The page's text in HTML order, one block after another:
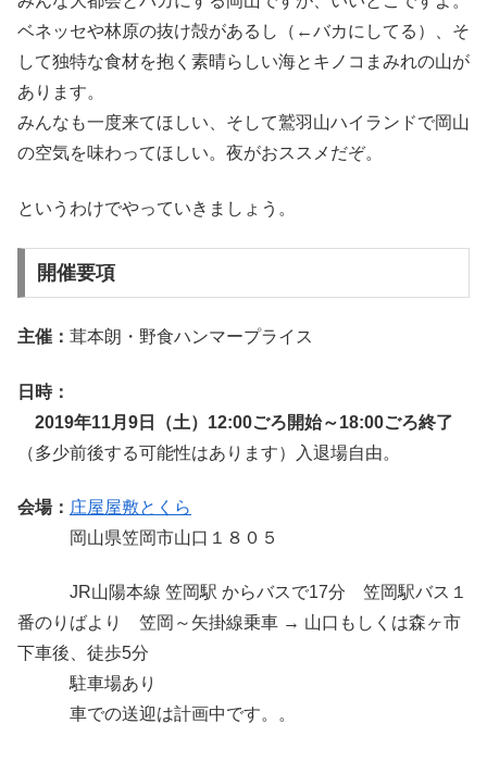
ベネッセや林原の抜け殻があるし（←バカにしてる）、そ
して独特な食材を抱く素晴らしい海とキノコまみれの山が
あります。
みんなも一度来てほしい、そして鷲羽山ハイランドで岡山
の空気を味わってほしい。夜がおススメだぞ。
というわけでやっていきましょう。
開催要項
主催： 茸本朗・野食ハンマープライス
日時：
2019年11月9日（土）12:00ごろ開始～18:00ごろ終了
（多少前後する可能性はあります）入退場自由。
会場： 庄屋屋敷とくら
岡山県笠岡市山口１８０５
JR山陽本線 笠岡駅 からバスで17分 笠岡駅バス１
番のりばより 笠岡～矢掛線乗車 → 山口もしくは森ヶ市
下車後、徒歩5分
駐車場あり
車での送迎は計画中です。。